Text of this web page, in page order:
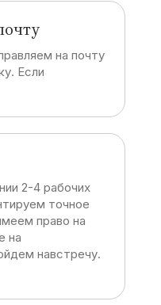
на почту
Если
2-4 рабочих
точное
право на
на
навстречу.